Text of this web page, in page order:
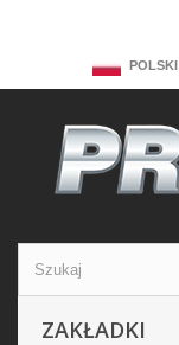
POLSKI
ZAKŁADKI